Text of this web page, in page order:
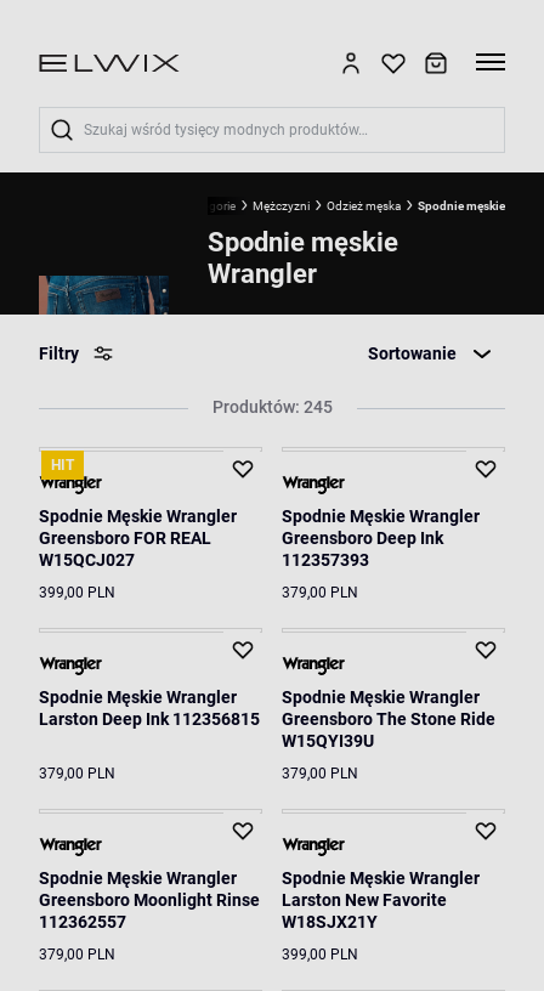
Wyszukaj
Kategorie Mężczyzni Odzież męska Spodnie męskie
Spodnie męskie
Wrangler
Filtry Sortowanie
Produktów: 245
HIT
Spodnie Męskie Wrangler
Greensboro FOR REAL
W15QCJ027
399,00 PLN
Spodnie Męskie Wrangler
Greensboro Deep Ink
112357393
379,00 PLN
Spodnie Męskie Wrangler
Larston Deep Ink 112356815
379,00 PLN
Spodnie Męskie Wrangler
Greensboro The Stone Ride
W15QYI39U
379,00 PLN
Spodnie Męskie Wrangler
Greensboro Moonlight Rinse
112362557
379,00 PLN
Spodnie Męskie Wrangler
Larston New Favorite
W18SJX21Y
399,00 PLN